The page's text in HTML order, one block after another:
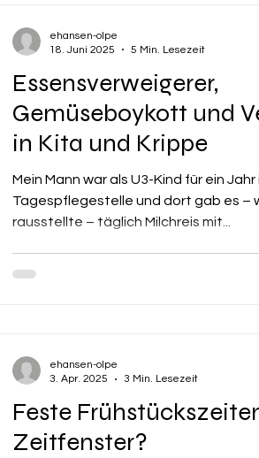
Essensverweigerer,
Gemüseboykott und
in Kita und Krippe
Mein Mann war als U3-Kind für ein Jahr
Tagespflegestelle und dort gab es –
rausstellte – täglich Milchreis mit...
ehansen-olpe
18. Juni 2025
5 Min. Lesezeit
Feste
Zeitfenster?
ehansen-olpe
3. Apr. 2025
3 Min. Lesezeit